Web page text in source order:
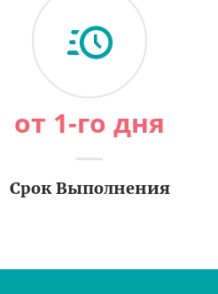
от 1-го дня
Срок Выполнения